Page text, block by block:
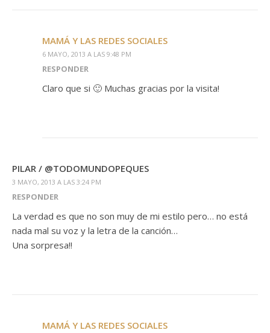
MAMÁ Y LAS REDES SOCIALES
6 MAYO, 2013 A LAS 9:48 PM
RESPONDER
Claro que si 🙂 Muchas gracias por la visita!
PILAR / @TODOMUNDOPEQUES
3 MAYO, 2013 A LAS 3:24 PM
RESPONDER
La verdad es que no son muy de mi estilo pero… no está
nada mal su voz y la letra de la canción…
Una sorpresa!!
MAMÁ Y LAS REDES SOCIALES